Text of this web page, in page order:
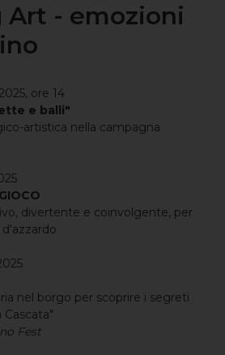
Art - emozioni
ore 14
e balli"
artistica nella campagna
divertente e coinvolgente, per
nel borgo per scoprire i segreti
Fest